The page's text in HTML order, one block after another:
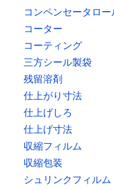
コンペンセータロー
コーター
コーティング
三方シール製袋
残留溶剤
仕上がり寸法
仕上げしろ
仕上げ寸法
収縮フィルム
収縮包装
シュリンクフィルム